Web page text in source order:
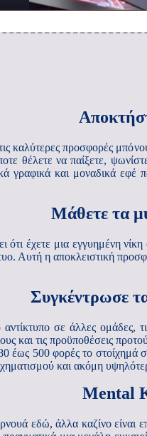
καλύτερες προσφορές
θέλετε να παίξετε,
γραφικά και μοναδικά
Μάθετε τα
ότι έχετε μια εγγυημένη
Αυτή η αποκλειστική
Συγκέντρωσε
σε άλλες ομάδες,
και τις προϋποθέσεις
έως 500 φορές το στοίχημά
και ακόμη
Mental
εδώ, άλλα καζίνο είναι